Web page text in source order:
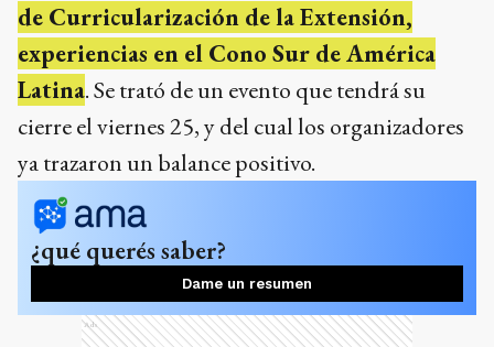
de Curricularización de la Extensión,
experiencias en el Cono Sur de América
Latina. Se trató de un evento que tendrá su
cierre el viernes 25, y del cual los organizadores
ya trazaron un balance positivo.
¿qué querés saber?
Dame un resumen
Ads